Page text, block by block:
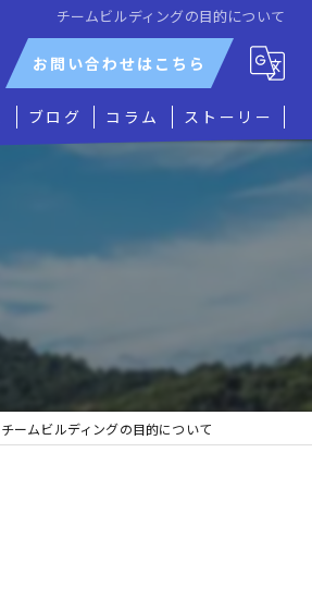
チームビルディングの目的について
お問い合わせはこちら
ブログ コラム ストーリー
チームビルディングの目的について